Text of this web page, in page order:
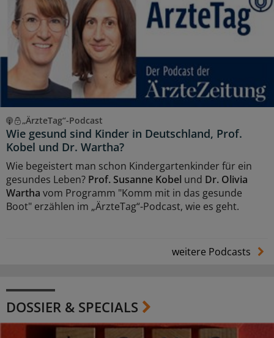
„ÄrzteTag“-Podcast
Wie gesund sind Kinder in Deutschland, Prof.
Kobel und Dr. Wartha?
Wie begeistert man schon Kindergartenkinder für ein
gesundes Leben? Prof. Susanne Kobel und Dr. Olivia
Wartha vom Programm "Komm mit in das gesunde
Boot" erzählen im „ÄrzteTag“-Podcast, wie es geht.
weitere Podcasts
DOSSIER & SPECIALS